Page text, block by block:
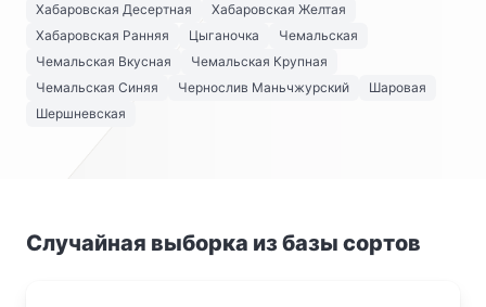
Хабаровская Десертная
Хабаровская Желтая
Хабаровская Ранняя
Цыганочка
Чемальская
Чемальская Вкусная
Чемальская Крупная
Чемальская Синяя
Чернослив Маньчжурский
Шаровая
Шершневская
Случайная выборка из базы сортов